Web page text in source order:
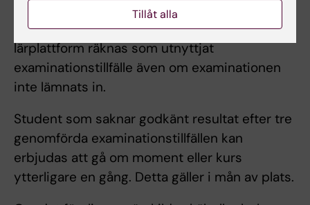
hänvisas till omtentamenstillfället.
Digital examination som öppnats via
lärplattform räknas som utnyttjat
examinationstillfälle även om examinationen
inte lämnats in.
Student som saknar godkänt resultat efter tre
genomförda examinationstillfällen kan
erbjudas att gå om moment eller kurs
ytterligare en gång. Detta gäller i mån av plats.
Tillåt alla